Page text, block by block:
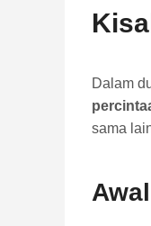
Dalam
sama